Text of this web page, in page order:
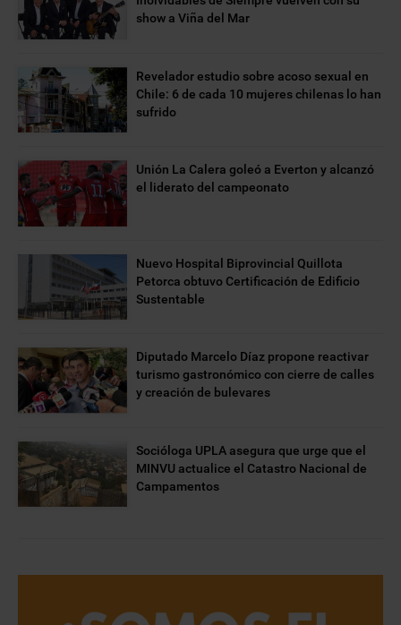
show a Viña del Mar
Revelador estudio sobre acoso sexual en
Chile: 6 de cada 10 mujeres chilenas lo han
sufrido
Unión La Calera goleó a Everton y alcanzó
el liderato del campeonato
Nuevo Hospital Biprovincial Quillota
Petorca obtuvo Certificación de Edificio
Sustentable
Diputado Marcelo Díaz propone reactivar
turismo gastronómico con cierre de calles
y creación de bulevares
Socióloga UPLA asegura que urge que el
MINVU actualice el Catastro Nacional de
Campamentos